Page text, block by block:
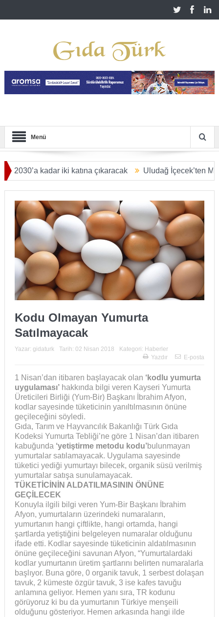
Menü
kadar iki katına çıkaracak Uludağ İçecek’ten
DOLARA ULAŞACAK
Kodu Olmayan Yumurta
Satılmayacak
Yazar: gidaturk Tarih: 02 Nisan 2018 Kategori: Haberler
Yazdır
E-posta
1 Nisan’dan itibaren başlayacak olan ‘kodlu yumurta
uygulaması’hakkında bilgi veren Kayseri Yumurta
Üreticileri Birliği (Yum-Bir) Başkanı İbrahim Afyon,
kodlar sayesinde tüketicinin yanıltılmasının önüne
geçileceğini söyledi.
Gıda, Tarım ve Hayvancılık Bakanlığı Türk Gıda
Kodeksi Yumurta Tebliği’ne göre 1 Nisan’dan itibaren
kabuğunda ‘yetiştirme metodu kodu’bulunmayan
yumurtalar satılamayacak. Uygulama sayesinde
tüketici yediği yumurtayı bilecek, organik süsü verilmiş
yumurtalar satışa sunulamayacak.
TÜKETİCİNİN ALDATILMASININ ÖNÜNE
GEÇİLECEK
Konuyla ilgili bilgi veren Yum-Bir Başkanı İbrahim
Afyon, yumurtaların üzerindeki numaraların,
yumurtanın hangi çiftlikte, hangi ortamda, hangi
şartlarda yetiştiğini belgeleyen numaralar olduğunu
ifade etti. Kodlar sayesinde tüketicinin aldatılmasının
önüne geçileceğini savunan Afyon, “Yumurtalardaki
kodlar yumurtanın üretim şartlarını belirten numaralarla
başlıyor. Buna göre, 0 organik tavuk, 1 serbest dolaşan
tavuk, 2 kümeste özgür tavuk, 3 ise kafes tavuğu
anlamına geliyor. Hemen yanı sıra, TR kodunu
görüyoruz ki bu da yumurtanın Türkiye menşeili
olduğunu gösteriyor. Hemen arkasında hangi ilde